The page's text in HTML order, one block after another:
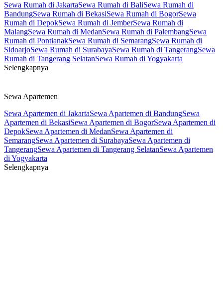
Sewa Rumah di JakartaSewa Rumah di BaliSewa Rumah di
BandungSewa Rumah di BekasiSewa Rumah di BogorSewa
Rumah di DepokSewa Rumah di JemberSewa Rumah di
MalangSewa Rumah di MedanSewa Rumah di PalembangSewa
Rumah di PontianakSewa Rumah di SemarangSewa Rumah di
SidoarjoSewa Rumah di SurabayaSewa Rumah di TangerangSewa
Rumah di Tangerang SelatanSewa Rumah di Yogyakarta
Selengkapnya
Sewa Apartemen
Sewa Apartemen di JakartaSewa Apartemen di BandungSewa
Apartemen di BekasiSewa Apartemen di BogorSewa Apartemen di
DepokSewa Apartemen di MedanSewa Apartemen di
SemarangSewa Apartemen di SurabayaSewa Apartemen di
TangerangSewa Apartemen di Tangerang SelatanSewa Apartemen
di Yogyakarta
Selengkapnya